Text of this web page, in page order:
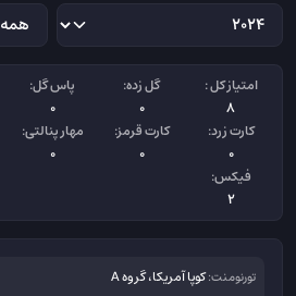
امتیاز کل :
8
گل زده:
0
پاس گل:
0
کارت زرد:
0
کارت قرمز:
0
مهار پنالتی:
0
فیکس:
2
تورنومنت:کوپا آمریکا، گروه A